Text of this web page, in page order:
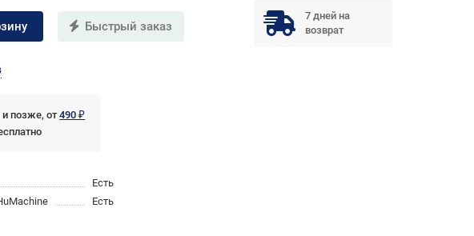
Быстрый заказ
и позже, от490 ₽
Есть
Есть
7 дней на
возврат